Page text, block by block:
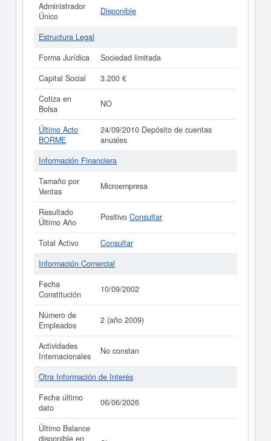
Administrador
Único
Disponible
Estructura Legal
Forma Jurídica
Sociedad limitada
Capital Social
3.200 €
Cotiza en
Bolsa
NO
Último Acto
BORME
24/09/2010 Depósito de cuentas
anuales
Información Financiera
Tamaño por
Ventas
Microempresa
Resultado
Último Año
Positivo Consultar
Total Activo
Consultar
Información Comercial
Fecha
Constitución
10/09/2002
Número de
Empleados
2 (año 2009)
Actividades
Internacionales
No constan
Otra Información de Interés
Fecha último
dato
06/06/2026
Último Balance
disponible en